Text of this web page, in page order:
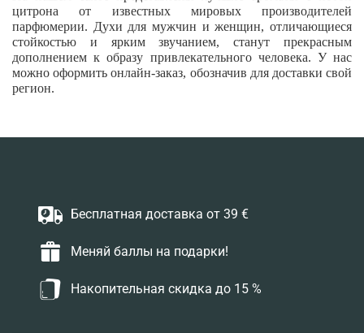
цитрона от известных мировых производителей
парфюмерии. Духи для мужчин и женщин, отличающиеся
стойкостью и ярким звучанием, станут прекрасным
дополнением к образу привлекательного человека. У нас
можно оформить онлайн-заказ, обозначив для доставки свой
регион.
Бесплатная доставка от 39 €
Меняй баллы на подарки!
Накопительная скидка до 15 %